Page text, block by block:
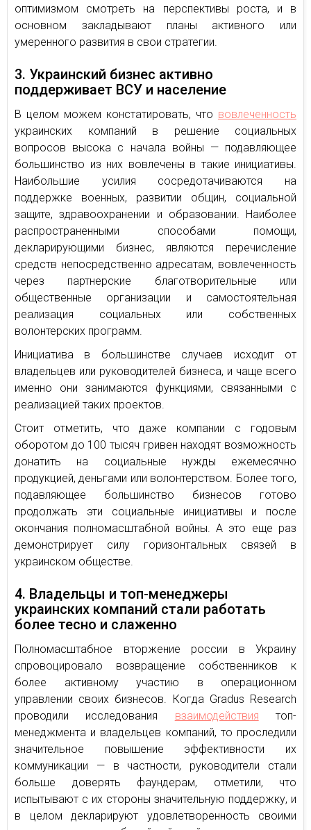
оптимизмом смотреть на перспективы роста, и в
основном закладывают планы активного или
умеренного развития в свои стратегии.
3. Украинский бизнес активно
поддерживает ВСУ и население
В целом можем констатировать, что вовлеченность
украинских компаний в решение социальных
вопросов высока с начала войны — подавляющее
большинство из них вовлечены в такие инициативы.
Наибольшие усилия сосредотачиваются на
поддержке военных, развитии общин, социальной
защите, здравоохранении и образовании. Наиболее
распространенными способами помощи,
декларирующими бизнес, являются перечисление
средств непосредственно адресатам, вовлеченность
через партнерские благотворительные или
общественные организации и самостоятельная
реализация социальных или собственных
волонтерских программ.
Инициатива в большинстве случаев исходит от
владельцев или руководителей бизнеса, и чаще всего
именно они занимаются функциями, связанными с
реализацией таких проектов.
Стоит отметить, что даже компании с годовым
оборотом до 100 тысяч гривен находят возможность
донатить на социальные нужды ежемесячно
продукцией, деньгами или волонтерством. Более того,
подавляющее большинство бизнесов готово
продолжать эти социальные инициативы и после
окончания полномасштабной войны. А это еще раз
демонстрирует силу горизонтальных связей в
украинском обществе.
4. Владельцы и топ-менеджеры
украинских компаний стали работать
более тесно и слаженно
Полномасштабное вторжение россии в Украину
спровоцировало возвращение собственников к
более активному участию в операционном
управлении своих бизнесов. Когда Gradus Research
проводили исследования взаимодействия топ-
менеджмента и владельцев компаний, то проследили
значительное повышение эффективности их
коммуникации — в частности, руководители стали
больше доверять фаундерам, отметили, что
испытывают с их стороны значительную поддержку, и
в целом декларируют удовлетворенность своими